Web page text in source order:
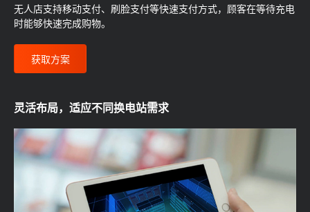
无人店支持移动支付、刷脸支付等快速支付方式，顾客在等待充电
时能够快速完成购物。
获取方案
灵活布局，适应不同换电站需求